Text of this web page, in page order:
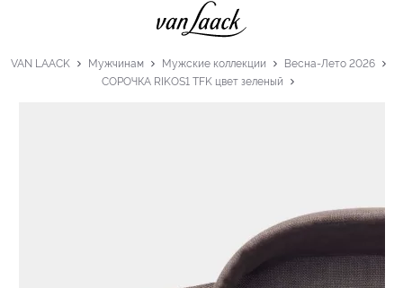
VAN LAACK Мужчинам Мужские коллекции
Весна-Лето 2026
СОРОЧКА RIKOS1 TFK цвет зеленый